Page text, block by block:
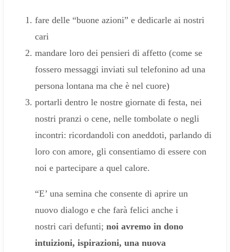
fare delle “buone azioni” e dedicarle ai nostri
cari
mandare loro dei pensieri di affetto (come se
fossero messaggi inviati sul telefonino ad una
persona lontana ma che è nel cuore)
portarli dentro le nostre giornate di festa, nei
nostri pranzi o cene, nelle tombolate o negli
incontri: ricordandoli con aneddoti, parlando di
loro con amore, gli consentiamo di essere con
noi e partecipare a quel calore.
“E’ una semina che consente di aprire un
nuovo dialogo e che farà felici anche i
nostri cari defunti; noi avremo in dono
intuizioni, ispirazioni, una nuova